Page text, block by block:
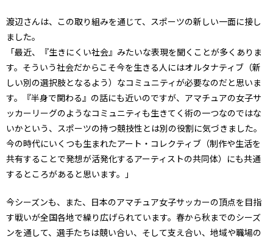
渡辺さんは、この取り組みを通じて、スポーツの新しい一面に接し
ました。
「最近、『生きにくい社会』みたいな表現を聞くことが多くありま
す。そういう社会だからこそ今を生きる人にはオルタナティブ（新
しい別の選択肢となるよう）なコミュニティが必要なのだと思いま
す。『半身で関わる』の話にも近いのですが、アマチュアの女子サ
ッカーリーグのようなコミュニティも生きてく術の一つなのではな
いかという、スポーツの持つ競技性とは別の役割に気づきました。
今の時代にいくつも生まれたアート・コレクティブ（制作や生活を
共有することで発想が活発化するアーティストの共同体）にも共通
するところがあると思います。」
今シーズンも、また、日本のアマチュア女子サッカーの頂点を目指
す戦いが全国各地で繰り広げられています。春から秋までのシーズ
ンを通して、選手たちは競い合い、そして支え合い、地域や職場の